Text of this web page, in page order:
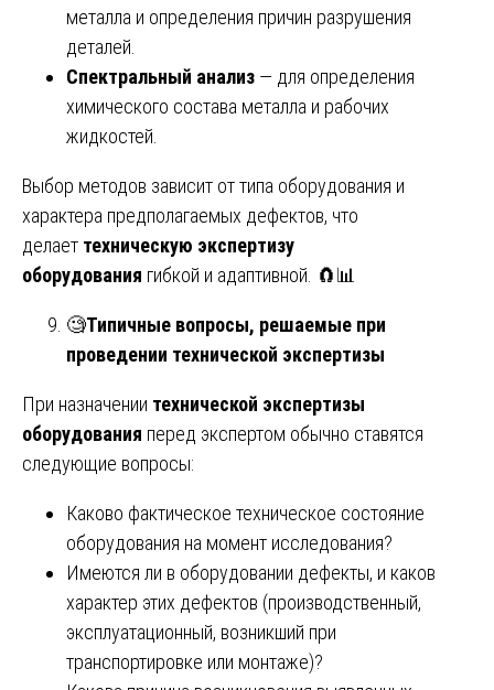
металла и определения причин разрушения
деталей.
Спектральный анализ — для определения
химического состава металла и рабочих
жидкостей.
Выбор методов зависит от типа оборудования и
характера предполагаемых дефектов, что
делает техническую экспертизу
оборудования гибкой и адаптивной. 🧲📊
🧐Типичные вопросы, решаемые при
проведении технической экспертизы
При назначении технической экспертизы
оборудования перед экспертом обычно ставятся
следующие вопросы:
Каково фактическое техническое состояние
оборудования на момент исследования?
Имеются ли в оборудовании дефекты, и каков
характер этих дефектов (производственный,
эксплуатационный, возникший при
транспортировке или монтаже)?